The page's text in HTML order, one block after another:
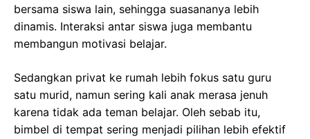
bersama siswa lain, sehingga suasananya lebih
dinamis. Interaksi antar siswa juga membantu
membangun motivasi belajar.
Sedangkan privat ke rumah lebih fokus satu guru
satu murid, namun sering kali anak merasa jenuh
karena tidak ada teman belajar. Oleh sebab itu,
bimbel di tempat sering menjadi pilihan lebih efektif